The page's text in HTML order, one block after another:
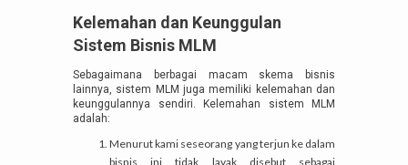
Kelemahan dan Keunggulan
Sistem Bisnis MLM
Sebagaimana berbagai macam skema bisnis
lainnya, sistem MLM juga memiliki kelemahan dan
keunggulannya sendiri. Kelemahan sistem MLM
adalah:
Menurut kami seseorang yang terjun ke dalam
bisnis ini tidak layak disebut sebagai